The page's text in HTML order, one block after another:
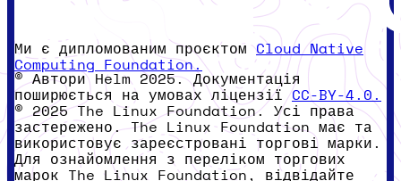
Ми є дипломованим проєктомCloud Native
Computing Foundation.
© Автори Helm 2025. Документація
поширюється на умовах ліцензіїCC-BY-4.0.
© 2025 The Linux Foundation. Усі права
застережено. The Linux Foundation має та
використовує зареєстровані торгові марки.
Для ознайомлення з переліком торгових
марок The Linux Foundation, відвідайте